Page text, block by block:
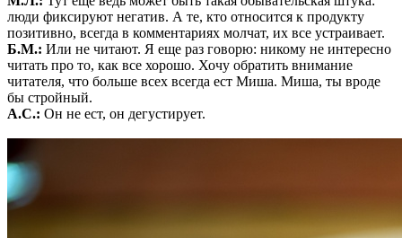
люди фиксируют негатив. А те, кто относится к продукту
позитивно, всегда в комментариях молчат, их все устраивает.
Б.М.: Или не читают. Я еще раз говорю: никому не интересно
читать про то, как все хорошо. Хочу обратить внимание
читателя, что больше всех всегда ест Миша. Миша, ты вроде
бы стройный.
А.С.: Он не ест, он дегустирует.